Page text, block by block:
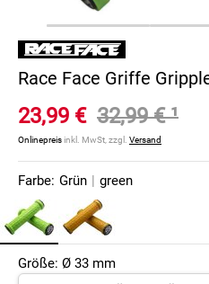
Race Face Griffe
23,99 € 32,99 €¹
Onlinepreisinkl. MwSt, zzgl. Versand
Farbe: Grün | green
Größe: Ø 33 mm